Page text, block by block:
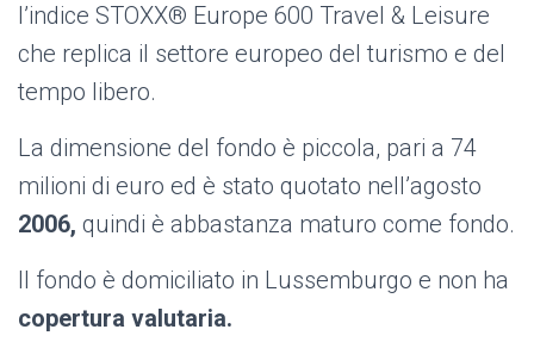
l’indice STOXX® Europe 600 Travel & Leisure
che replica il settore europeo del turismo e del
tempo libero.
La dimensione del fondo è piccola, pari a 74
milioni di euro ed è stato quotato nell’agosto
2006, quindi è abbastanza maturo come fondo.
Il fondo è domiciliato in Lussemburgo e non ha
copertura valutaria.